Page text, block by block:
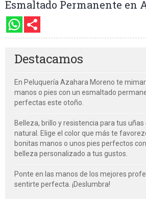
Esmaltado Permanente en
Destacamos
En Peluquería Azahara Moreno te
manos o pies con un esmaltado
perfectas este otoño.
Belleza, brillo y resistencia para tus
natural. Elige el color que más te
bonitas manos o unos pies perfectos
belleza personalizado a tus gustos.
Ponte en las manos de los mejores
sentirte perfecta. ¡Deslumbra!